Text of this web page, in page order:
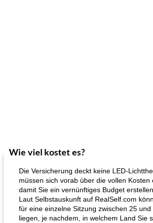
Wie viel kostet es?
Die Versicherung deckt keine LED-
müssen sich vorab über die vollen Kosten
damit Sie ein vernünftiges Budget
Laut Selbstauskunft auf RealSelf.com
für eine einzelne Sitzung zwischen 25 und
liegen, je nachdem, in welchem ​​Land Sie